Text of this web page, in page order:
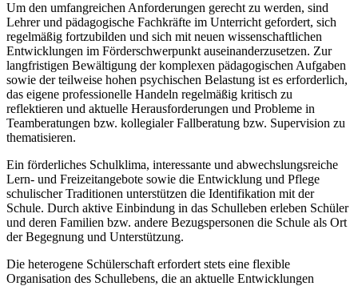
Um den umfangreichen Anforderungen gerecht zu werden, sind
Lehrer und pädagogische Fachkräfte im Unterricht gefordert, sich
regelmäßig fortzubilden und sich mit neuen wissenschaftlichen
Entwicklungen im Förderschwerpunkt auseinanderzusetzen. Zur
langfristigen Bewältigung der komplexen pädagogischen Aufgaben
sowie der teilweise hohen psychischen Belastung ist es erforderlich,
das eigene professionelle Handeln regelmäßig kritisch zu
reflektieren und aktuelle Herausforderungen und Probleme in
Teamberatungen bzw. kollegialer Fallberatung bzw. Supervision zu
thematisieren.
Ein förderliches Schulklima, interessante und abwechslungsreiche
Lern- und Freizeitangebote sowie die Entwicklung und Pflege
schulischer Traditionen unterstützen die Identifikation mit der
Schule. Durch aktive Einbindung in das Schulleben erleben Schüler
und deren Familien bzw. andere Bezugspersonen die Schule als Ort
der Begegnung und Unterstützung.
Die heterogene Schülerschaft erfordert stets eine flexible
Organisation des Schullebens, die an aktuelle Entwicklungen